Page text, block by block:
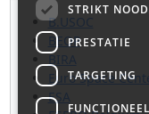
B.USOC
BEOP
BIRA
Euro Space
ESA
STRIKT
PRESTATIE
TARGETING
FUNCTIONEEL